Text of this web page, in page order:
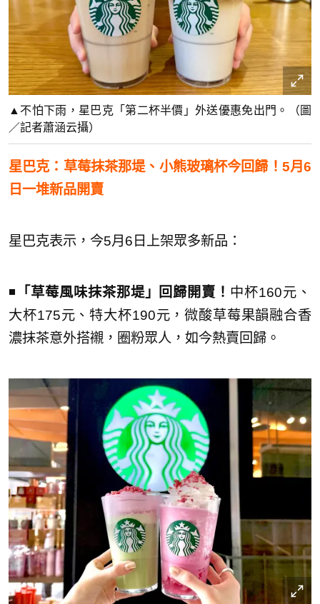
▲不怕下雨，星巴克「第二杯半價」外送優惠免出門。（圖
／記者蕭涵云攝）
星巴克：草莓抹茶那堤、小熊玻璃杯今回歸！5月6
日一堆新品開賣
星巴克表示，今5月6日上架眾多新品：
◾️ 「草莓風味抹茶那堤」回歸開賣！ 中杯160元、
大杯175元、特大杯190元，微酸草莓果韻融合香
濃抹茶意外搭襯，圈粉眾人，如今熱賣回歸。